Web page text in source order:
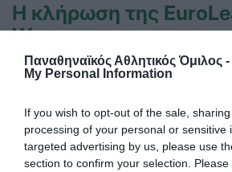
Παναθηναϊκός Αθλητικός Όμιλος -
My Personal Information
If you wish to opt-out of the sale,
processing of your personal or sensitive
targeted advertising by us, please use
section to confirm your selection.
Η κλήρωση της
Women
Ο Παναθηναϊκός έμαθε το μονοπάτι
στους ομίλους της EuroLeague.
16.07.2026 ΜΠΑΣΚΕΤ ΓΥΝΑΙΚΩΝ